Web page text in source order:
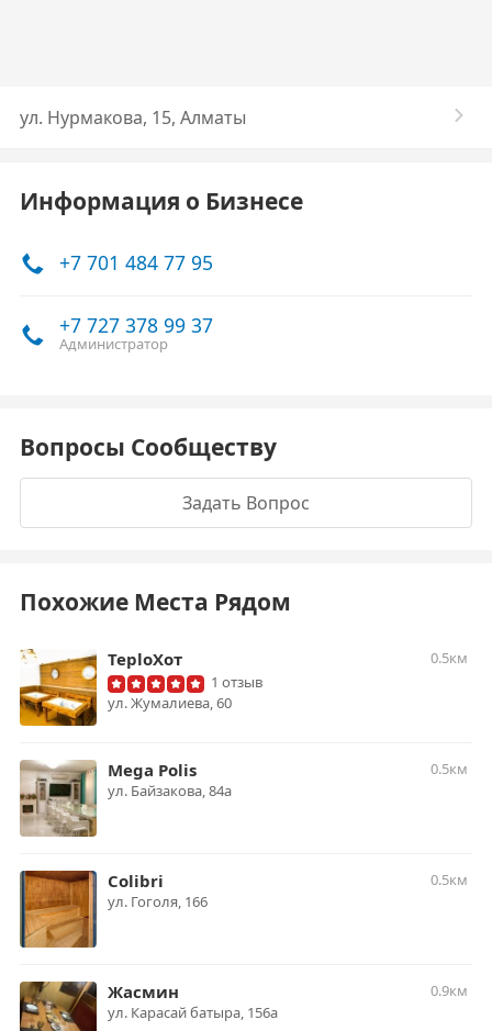
​ул. Нурмакова, 15, Алматы
Информация о Бизнесе
+7 701 484 77 95
+7 727 378 99 37
Администратор
Вопросы Сообществу
Задать Вопрос
Похожие Места Рядом
TeploХот
0.5км
1 отзыв
​ул. Жумалиева, 60
Mega Polis
0.5км
ул. Байзакова, 84а
Colibri
0.5км
ул. Гоголя, 166
Жасмин
0.9км
ул. Карасай батыра, 156а